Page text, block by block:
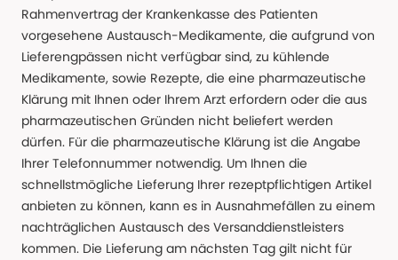
Rahmenvertrag der Krankenkasse des Patienten
vorgesehene Austausch-Medikamente, die aufgrund von
Lieferengpässen nicht verfügbar sind, zu kühlende
Medikamente, sowie Rezepte, die eine pharmazeutische
Klärung mit Ihnen oder Ihrem Arzt erfordern oder die aus
pharmazeutischen Gründen nicht beliefert werden
dürfen. Für die pharmazeutische Klärung ist die Angabe
Ihrer Telefonnummer notwendig. Um Ihnen die
schnellstmögliche Lieferung Ihrer rezeptpflichtigen Artikel
anbieten zu können, kann es in Ausnahmefällen zu einem
nachträglichen Austausch des Versanddienstleisters
kommen. Die Lieferung am nächsten Tag gilt nicht für